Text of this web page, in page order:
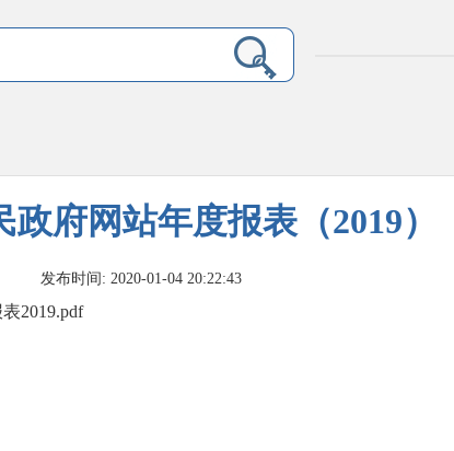
政府网站年度报表（2019）
发布时间: 2020-01-04 20:22:43
2019.pdf